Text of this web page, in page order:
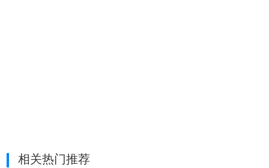
器。并且设置之后在任何地方调用浏览器都不会出现丢失设
相关热门推荐